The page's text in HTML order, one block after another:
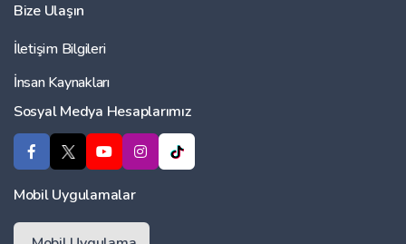
Bize Ulaşın
İletişim Bilgileri
İnsan Kaynakları
Sosyal Medya Hesaplarımız
Mobil Uygulamalar